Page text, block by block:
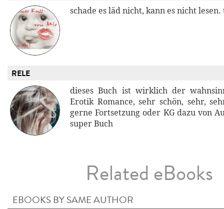
schade es läd nicht, kann es nicht
RELE
dieses Buch ist wirklich der
Erotik Romance, sehr schön, sehr,
gerne Fortsetzung oder KG dazu von
super Buch
Related eBooks
EBOOKS BY SAME AUTHOR